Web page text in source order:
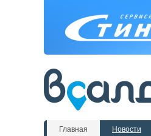
Главная Новости